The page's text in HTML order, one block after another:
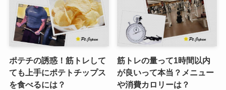
ポテチの誘惑！筋トレして
ても上手にポテトチップス
を食べるには？
筋トレの量って1時間以内
が良いって本当？メニュー
や消費カロリーは？